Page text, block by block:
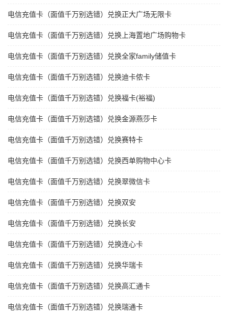
电信充值卡（面值千万别选错）兑换正大广场无限卡
电信充值卡（面值千万别选错）兑换上海置地广场购物卡
电信充值卡（面值千万别选错）兑换全家family储值卡
电信充值卡（面值千万别选错）兑换迪卡侬卡
电信充值卡（面值千万别选错）兑换福卡(裕福)
电信充值卡（面值千万别选错）兑换金源燕莎卡
电信充值卡（面值千万别选错）兑换赛特卡
电信充值卡（面值千万别选错）兑换西单购物中心卡
电信充值卡（面值千万别选错）兑换翠微信卡
电信充值卡（面值千万别选错）兑换双安
电信充值卡（面值千万别选错）兑换长安
电信充值卡（面值千万别选错）兑换连心卡
电信充值卡（面值千万别选错）兑换华瑞卡
电信充值卡（面值千万别选错）兑换高汇通卡
电信充值卡（面值千万别选错）兑换瑞通卡